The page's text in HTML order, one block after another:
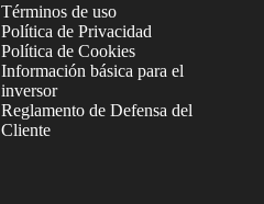
Términos de uso
Política de Privacidad
Política de Cookies
Información básica para el
inversor
Reglamento de Defensa del
Cliente